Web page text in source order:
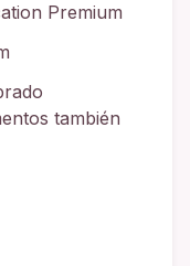
Premium
también